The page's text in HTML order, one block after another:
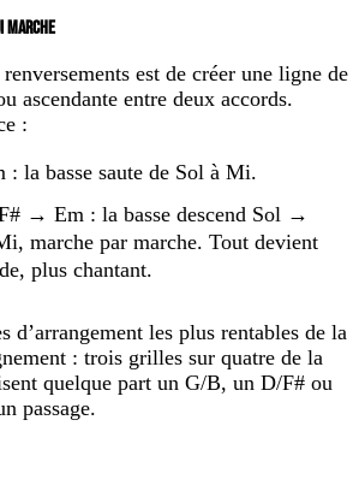
MARCHE
est de créer une ligne de
ascendante entre deux accords.
:
la basse saute de Sol à Mi.
→ Em : la basse descend Sol →
marche par marche. Tout devient
plus chantant.
d’arrangement les plus rentables de la
: trois grilles sur quatre de la
quelque part un G/B, un D/F# ou
passage.